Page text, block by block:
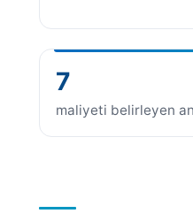
7
maliyeti belirleyen